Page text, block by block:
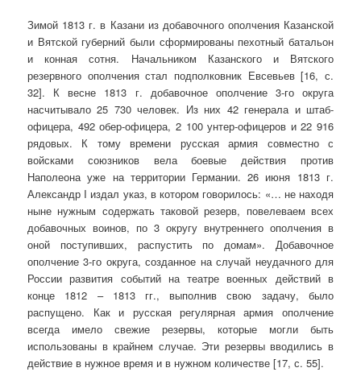
Зимой 1813 г. в Казани из добавочного ополчения Казанской
и Вятской губерний были сформированы пехотный батальон
и конная сотня. Начальником Казанского и Вятского
резервного ополчения стал подполковник Евсевьев [16, с.
32]. К весне 1813 г. добавочное ополчение 3-го округа
насчитывало 25 730 человек. Из них 42 генерала и штаб-
офицера, 492 обер-офицера, 2 100 унтер-офицеров и 22 916
рядовых. К тому времени русская армия совместно с
войсками союзников вела боевые действия против
Наполеона уже на территории Германии. 26 июня 1813 г.
Александр I издал указ, в котором говорилось: «… не находя
ныне нужным содержать таковой резерв, повелеваем всех
добавочных воинов, по 3 округу внутреннего ополчения в
оной поступивших, распустить по домам». Добавочное
ополчение 3-го округа, созданное на случай неудачного для
России развития событий на театре военных действий в
конце 1812 – 1813 гг., выполнив свою задачу, было
распущено. Как и русская регулярная армия ополчение
всегда имело свежие резервы, которые могли быть
использованы в крайнем случае. Эти резервы вводились в
действие в нужное время и в нужном количестве [17, с. 55].